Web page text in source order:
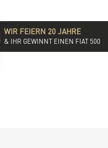
WIR FEIERN 20 JAHRE
& IHR GEWINNT EINEN FIAT 500